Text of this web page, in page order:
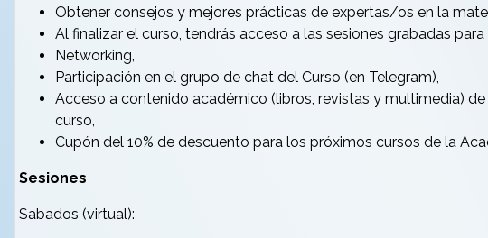
Obtener consejos y mejores prácticas de expertas/os en la
Al finalizar el curso, tendrás acceso a las sesiones grabadas
Networking,
Participación en el grupo de chat del Curso (en Telegram),
Acceso a contenido académico (libros, revistas y multimedia)
curso,
Cupón del 10% de descuento para los próximos cursos de la
Sesiones
Sabados (virtual):